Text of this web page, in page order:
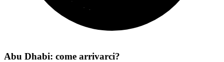
Abu Dhabi: come arrivarci?